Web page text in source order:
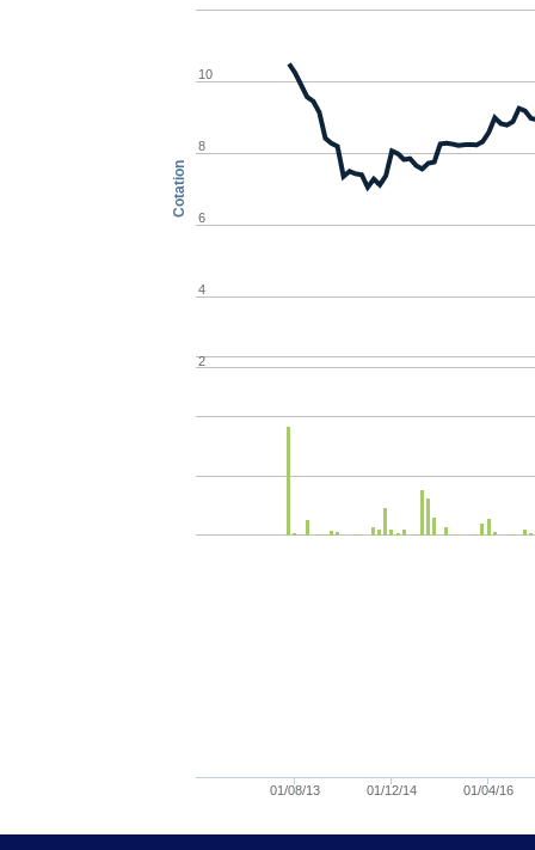
Cotation
01/08/13 01/12/14 01/04/16
2
4
6
8
10